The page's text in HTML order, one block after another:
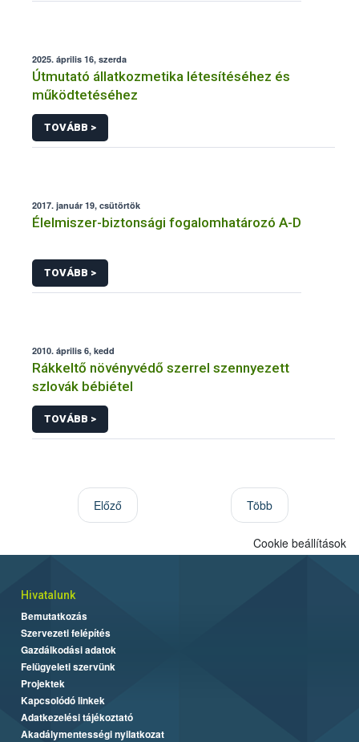
2025. április 16, szerda
Útmutató állatkozmetika létesítéséhez és
működtetéséhez
TOVÁBB >
2017. január 19, csütörtök
Élelmiszer-biztonsági fogalomhatározó A-D
TOVÁBB >
2010. április 6, kedd
Rákkeltő növényvédő szerrel szennyezett
szlovák bébiétel
TOVÁBB >
Előző Több
Cookie beállítások
Hivatalunk
Bemutatkozás
Szervezeti felépítés
Gazdálkodási adatok
Felügyeleti szervünk
Projektek
Kapcsolódó linkek
Adatkezelési tájékoztató
Akadálymentességi nyilatkozat